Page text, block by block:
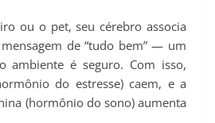
ou o pet, seu cérebro associa
de “tudo bem” — um
ambiente é seguro. Com isso,
do estresse) caem, e a
(hormônio do sono) aumenta